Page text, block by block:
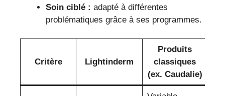
Soin ciblé : adapté à différentes
problématiques grâce à ses programmes.
Critère Lightinderm
Produits
classiques
(ex. Caudalie)